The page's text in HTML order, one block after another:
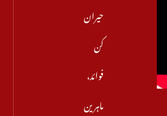
حیران
کن
فوائد،
ماہرین